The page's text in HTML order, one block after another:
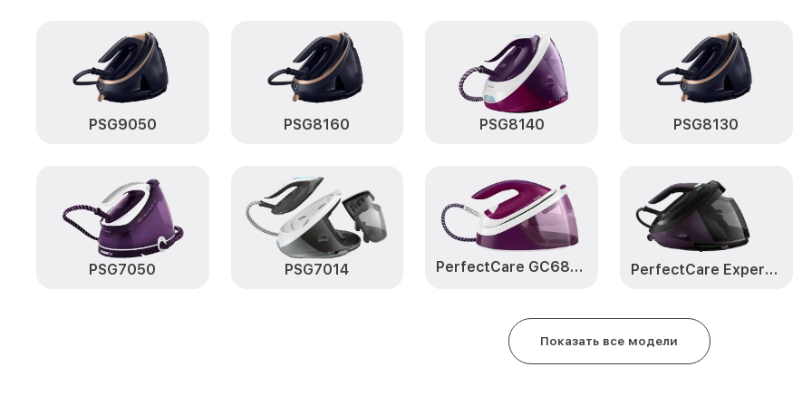
PSG9050 PSG8160 PSG8140 PSG8130
PSG7050 PSG7014 PerfectCare GC6842 PerfectCare Expert GC 9247
Показать все модели